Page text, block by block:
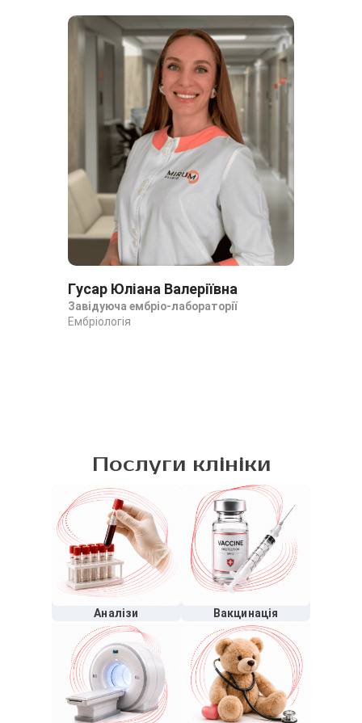
Гусар Юліана Валеріївна
Завідуюча ембріо-лабораторії
Ембріологія
Послуги клініки
Аналізи Вакцинація